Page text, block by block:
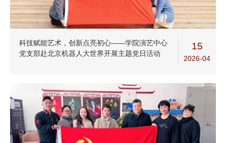
科技赋能艺术，创新点亮初心——学院演艺中心
党支部赴北京机器人大世界开展主题党日活动
15
2026-04